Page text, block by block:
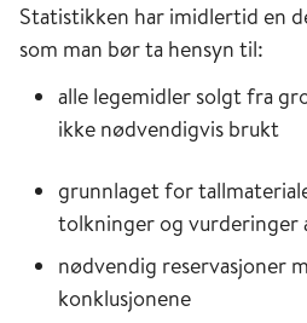
Statistikken har imidlertid en
som man bør ta hensyn til:
alle legemidler solgt fra
ikke nødvendigvis brukt
grunnlaget for
tolkninger og
nødvendig reservasjoner
konklusjonene